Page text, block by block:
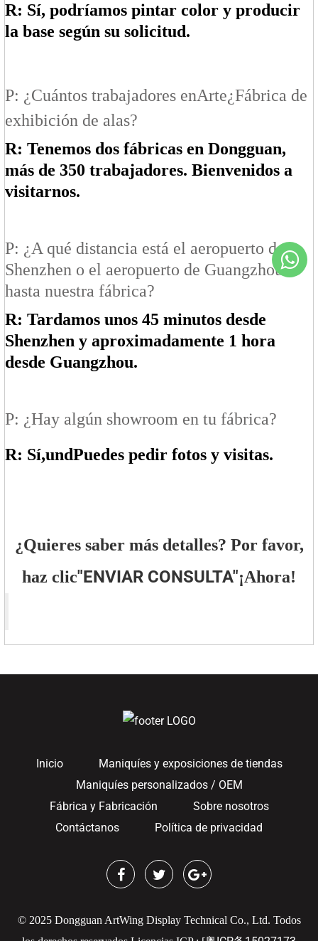
R: Sí, podríamos pintar color y producir
la base según su solicitud.
P: ¿Cuántos trabajadores enArte¿Fábrica de
exhibición de alas?
R: Tenemos dos fábricas en Dongguan,
más de 350 trabajadores. Bienvenidos a
visitarnos.
P: ¿A qué distancia está el aeropuerto de
Shenzhen o el aeropuerto de Guangzhou
hasta nuestra fábrica?
R: Tardamos unos 45 minutos desde
Shenzhen y aproximadamente 1 hora
desde Guangzhou.
P: ¿Hay algún showroom en tu fábrica?
R: Sí,undPuedes pedir fotos y visitas.
¿Quieres saber más detalles? Por favor,
haz clic"ENVIAR CONSULTA"¡Ahora!
Inicio
Maniquíes y exposiciones de tiendas
Maniquíes personalizados / OEM
Fábrica y Fabricación
Sobre nosotros
Contáctanos
Política de privacidad
© 2025 Dongguan ArtWing Display Technical Co., Ltd. Todos